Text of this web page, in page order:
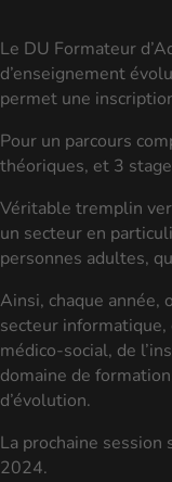
Le DU Formateur
d’enseignement
permet une
Pour un parcours
théoriques, et 3
Véritable tremplin
un secteur en
personnes adultes,
Ainsi, chaque année,
secteur
médico-social, de
domaine de
d’évolution.
La prochaine
2024.